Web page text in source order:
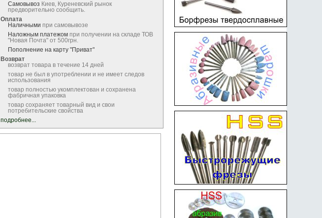
Самовывоз Киев, Куреневский рынок
предворительно сообщить.
Оплата
Наличными при самовывозе
Наложным платежом при получении на складе ТОВ
"Новая Почта" от 500грн.
Пополнение на карту "Приват"
Возврат
возврат товара в течение 14 дней
товар не был в употреблении и не имеет следов
использования
товар полностью укомплектован и сохранена
фабричная упаковка
товар сохраняет товарный вид и свои
потребительские свойства
подробнее...